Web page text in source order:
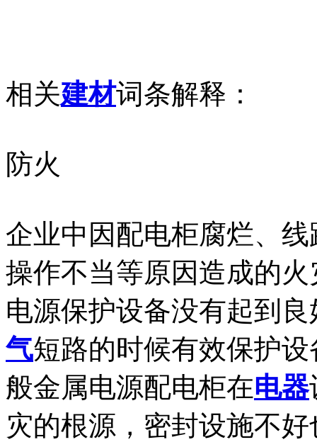
相关建材词条解释：
防火
企业中因配电柜腐烂、
操作不当等原因造成的
电源保护设备没有起到
气短路的时候有效保护
般金属电源配电柜在电器
灾的根源，密封设施不